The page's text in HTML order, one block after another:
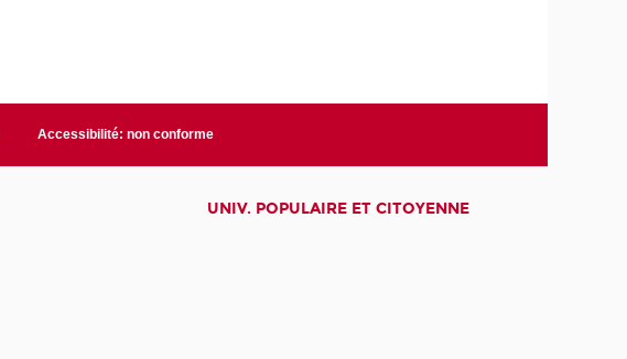
Accessibilité: non conforme
UNIV. POPULAIRE ET CITOYENNE